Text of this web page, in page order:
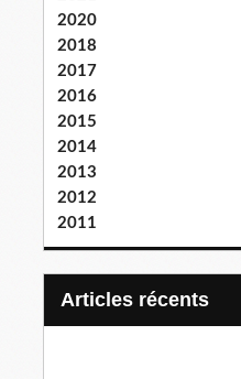
2020
2018
2017
2016
2015
2014
2013
2012
2011
articles récents